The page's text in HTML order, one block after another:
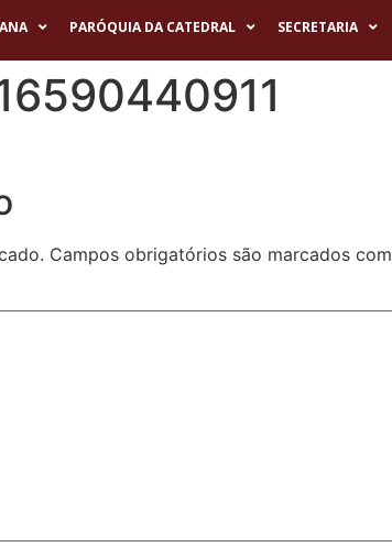
PARÓQUIA DA CATEDRAL SECRETARIA
Campos obrigatórios são marcados com